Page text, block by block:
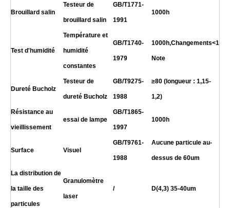
Brouillard salin
Testeur de
brouillard salin
GB/T1771-
1991
1000h
Test d'humidité
Température et
humidité
constantes
GB/T1740-
1979
1000h,Changements<1
Note
Dureté Bucholz
Testeur de
dureté Bucholz
GB/T9275-
1988
≥80 (longueur : 1,15-
1,2)
Résistance au
vieillissement
essai de lampe
GB/T1865-
1997
1000h
Surface Visuel
GB/T9761-
1988
Aucune particule au-
dessus de 60um
La distribution de
la taille des
particules
Granulomètre
laser
/ D(4,3) 35-40um